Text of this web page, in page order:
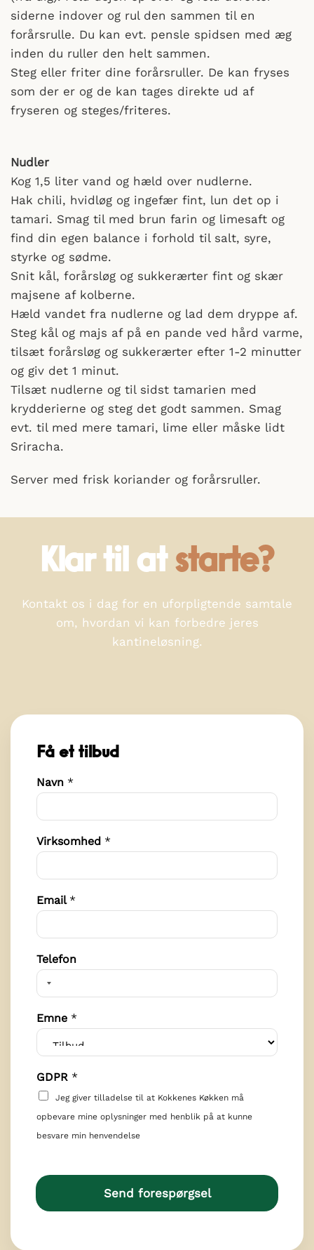
siderne indover og rul den sammen til en
forårsrulle. Du kan evt. pensle spidsen med æg
inden du ruller den helt sammen.
Steg eller friter dine forårsruller. De kan fryses
som der er og de kan tages direkte ud af
fryseren og steges/friteres.
Nudler
Kog 1,5 liter vand og hæld over nudlerne.
Hak chili, hvidløg og ingefær fint, lun det op i
tamari. Smag til med brun farin og limesaft og
find din egen balance i forhold til salt, syre,
styrke og sødme.
Snit kål, forårsløg og sukkerærter fint og skær
majsene af kolberne.
Hæld vandet fra nudlerne og lad dem dryppe af.
Steg kål og majs af på en pande ved hård varme,
tilsæt forårsløg og sukkerærter efter 1-2 minutter
og giv det 1 minut.
Tilsæt nudlerne og til sidst tamarien med
krydderierne og steg det godt sammen. Smag
evt. til med mere tamari, lime eller måske lidt
Sriracha.
Server med frisk koriander og forårsruller.
Klar til atstarte?
Kontakt os i dag for en uforpligtende samtale
om, hvordan vi kan forbedre jeres
kantineløsning.
Få et tilbud
Navn *
Virksomhed *
Email *
Telefon
N
a
n
a
v
Emne *
GDPR *
Jeg giver tilladelse til at Kokkenes Køkken må
opbevare mine oplysninger med henblik på at kunne
besvare min henvendelse
Send forespørgsel